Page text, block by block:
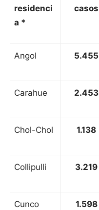
residenci
a *
casos
Angol 5.455
Carahue 2.453
Chol-Chol 1.138
Collipulli 3.219
Cunco 1.598